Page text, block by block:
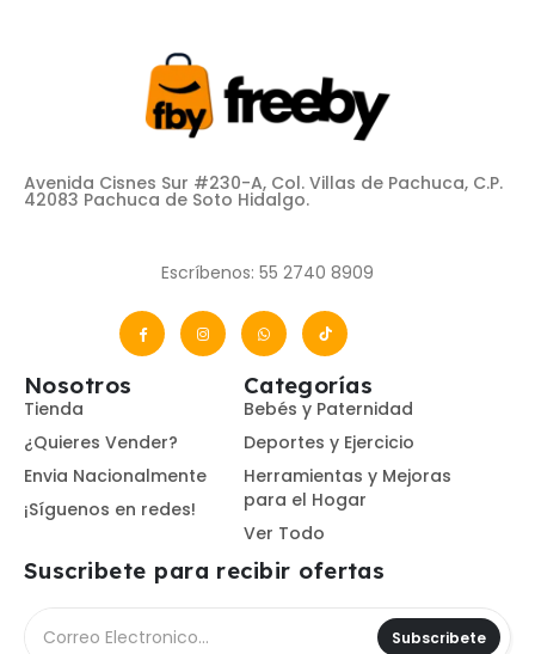
Avenida Cisnes Sur #230-A, Col. Villas de Pachuca, C.P.
42083 Pachuca de Soto Hidalgo.
Escríbenos: 55 2740 8909
Nosotros
Tienda
¿Quieres Vender?
Envia Nacionalmente
¡Síguenos en redes!
Categorías
Bebés y Paternidad
Deportes y Ejercicio
Herramientas y Mejoras
para el Hogar
Ver Todo
Suscribete para recibir ofertas
Subscribete